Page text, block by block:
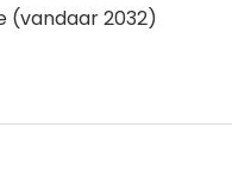
(vandaar 2032)